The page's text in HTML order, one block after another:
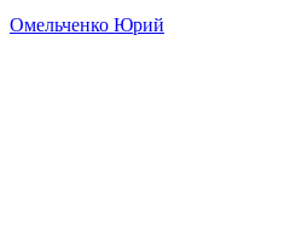
Омельченко Юрий